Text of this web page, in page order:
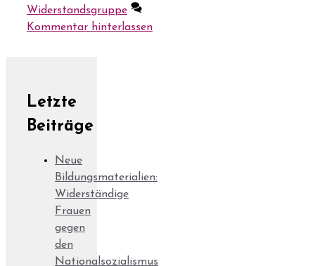
Widerstandsgruppe
Kommentar hinterlassen
Letzte
Beiträge
Neue
Bildungsmaterialien:
Widerständige
Frauen
gegen
den
Nationalsozialismus